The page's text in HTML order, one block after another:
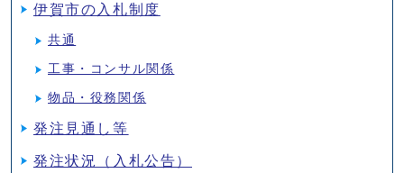
伊賀市の入札制度
共通
工事・コンサル関係
物品・役務関係
発注見通し等
発注状況（入札公告）